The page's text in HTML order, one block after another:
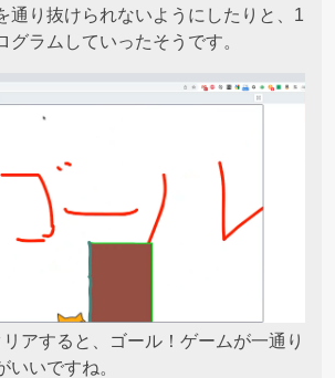
通り抜けられないようにしたりと、1
グラムしていったそうです。
アすると、ゴール！ゲームが一通り
いいですね。